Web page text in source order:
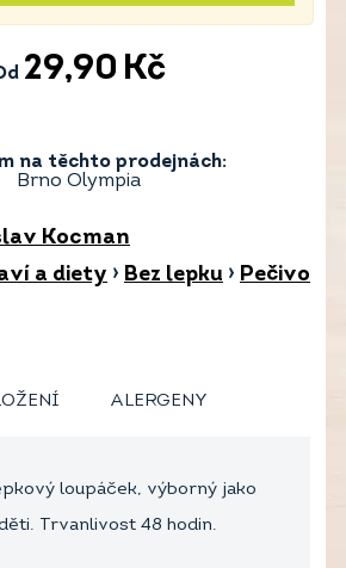
29,90 Kč
na těchto prodejnách:
Brno Olympia
Kocman
a diety › Bez lepku › Pečivo
ALERGENY
loupáček, výborný jako
Trvanlivost 48 hodin.